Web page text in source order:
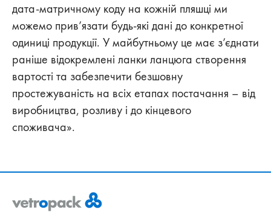
дата-матричному коду на кожній пляшці ми
можемо прив’язати будь-які дані до конкретної
одиниці продукції. У майбутньому це має з’єднати
раніше відокремлені ланки ланцюга створення
вартості та забезпечити безшовну
простежуваність на всіх етапах постачання – від
виробництва, розливу і до кінцевого
споживача».